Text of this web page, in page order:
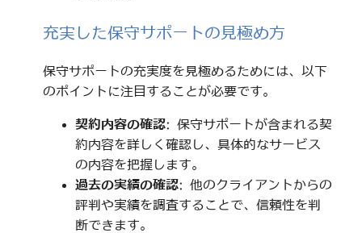
充実した保守サポートの見極め方
保守サポートの充実度を見極めるためには、以下
のポイントに注目することが必要です。
契約内容の確認: 保守サポートが含まれる契
約内容を詳しく確認し、具体的なサービス
の内容を把握します。
過去の実績の確認: 他のクライアントからの
評判や実績を調査することで、信頼性を判
断できます。